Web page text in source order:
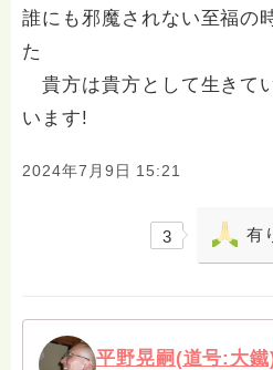
誰にも邪魔されない至福の
た
貴方は貴方として生きて
います!
2024年7月9日 15:21
3 有
平野晃嗣(道号:大鐵